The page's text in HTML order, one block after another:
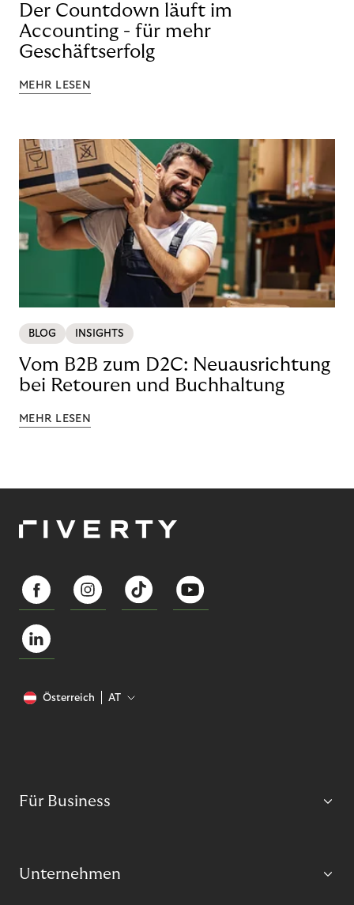
Der Countdown läuft im
Accounting - für mehr
Geschäftserfolg
MEHR LESEN
BLOG INSIGHTS
Vom B2B zum D2C: Neuausrichtung
bei Retouren und Buchhaltung
MEHR LESEN
Österreich AT
Für Business
Unternehmen